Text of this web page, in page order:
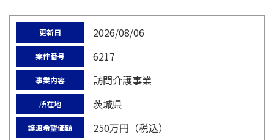
更新日 2026/08/06
案件番号 6217
事業内容 訪問介護事業
所在地 茨城県
譲渡希望価額 250万円（税込）